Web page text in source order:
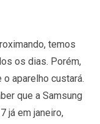
temos
os dias. Porém,
aparelho custará.
que a Samsung
já em janeiro,